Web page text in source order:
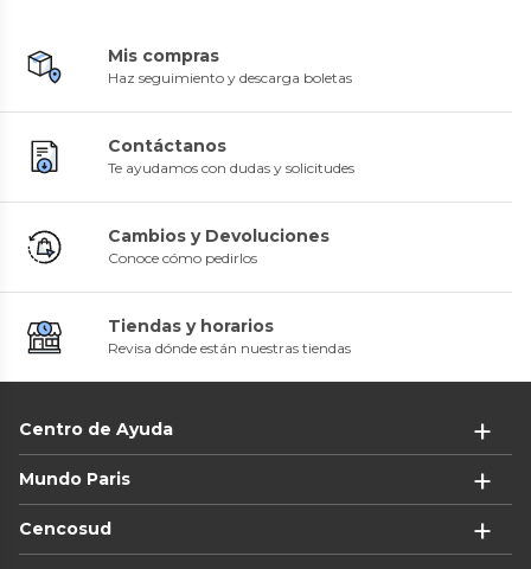
Mis compras
Haz seguimiento y descarga boletas
Contáctanos
Te ayudamos con dudas y solicitudes
Cambios y Devoluciones
Conoce cómo pedirlos
Tiendas y horarios
Revisa dónde están nuestras tiendas
Centro de Ayuda
Mundo Paris
Cencosud